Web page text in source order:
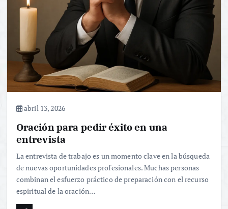
abril 13, 2026
Oración para pedir éxito en una
entrevista
La entrevista de trabajo es un momento clave en la búsqueda
de nuevas oportunidades profesionales. Muchas personas
combinan el esfuerzo práctico de preparación con el recurso
espiritual de la oración…